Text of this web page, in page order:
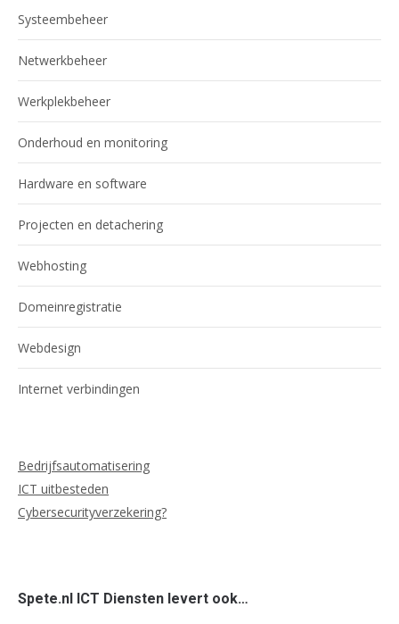
Systeembeheer
Netwerkbeheer
Werkplekbeheer
Onderhoud en monitoring
Hardware en software
Projecten en detachering
Webhosting
Domeinregistratie
Webdesign
Internet verbindingen
Bedrijfsautomatisering
ICT uitbesteden
Cybersecurityverzekering?
Spete.nl ICT Diensten levert ook…